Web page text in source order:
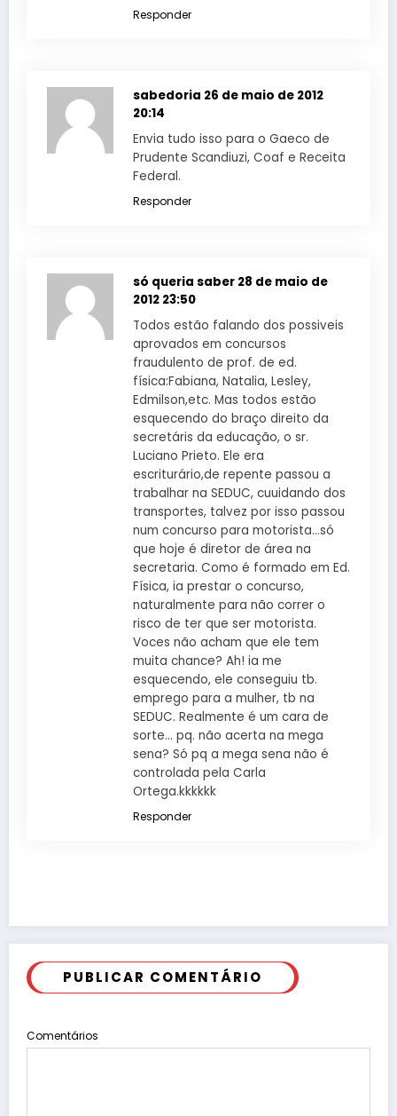
Responder
sabedoria 26 de maio de 2012
20:14
Envia tudo isso para o Gaeco de
Prudente Scandiuzi, Coaf e Receita
Federal.
Responder
só queria saber 28 de maio de
2012 23:50
Todos estão falando dos possiveis
aprovados em concursos
fraudulento de prof. de ed.
física:Fabiana, Natalia, Lesley,
Edmilson,etc. Mas todos estão
esquecendo do braço direito da
secretáris da educação, o sr.
Luciano Prieto. Ele era
escriturário,de repente passou a
trabalhar na SEDUC, cuuidando dos
transportes, talvez por isso passou
num concurso para motorista…só
que hoje é diretor de área na
secretaria. Como é formado em Ed.
Física, ia prestar o concurso,
naturalmente para não correr o
risco de ter que ser motorista.
Voces não acham que ele tem
muita chance? Ah! ia me
esquecendo, ele conseguiu tb.
emprego para a mulher, tb na
SEDUC. Realmente é um cara de
sorte… pq. não acerta na mega
sena? Só pq a mega sena não é
controlada pela Carla
Ortega.kkkkkk
Responder
PUBLICAR COMENTÁRIO
Comentários